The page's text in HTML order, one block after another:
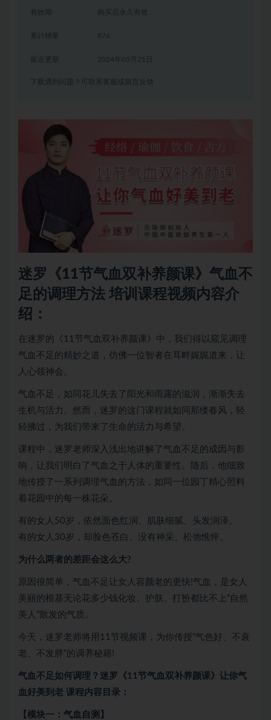
有效期 购买后永久有效
累计销量 876
2024年05月21日
下载遇到问题？可联系客服或留言反馈
迷罗《11节气血双补养颜课》气血不
足的调理方法 培训课程视频内容介
绍：
在迷罗的《11节气血双补养颜课》中，我们得以窥见调理
气血不足的精妙之道，仿佛一位智者在耳畔娓娓道来，让
人心领神会。
气血不足，如同花儿失去了阳光和雨露的滋润，渐渐失去
生机与活力。然而，迷罗的这门课程就如同那缕春风，轻
轻拂过，为我们带来了生命的活力与希望。
课程中，迷罗老师深入浅出地讲解了气血不足的成因与影
响，让我们明白了气血之于人体的重要性。随后，他细致
地传授了一系列调理气血的方法，如同一位园丁精心照料
着花园中的每一株花朵。
有的女人50岁，依然面色红润、肌肤细腻、头发润泽。
有的女人30岁，却脸色苍白、没有神采、松弛憔悴。
为什么两者的差距会这么大?
原因很简单，气血不足让女人容颜老的更快!气血，是女人
美丽的根基无论花多少钱化妆、护肤、打扮都比不上“自然
美人”散发的气质。
今天，迷罗老师将用11节视频课，为你传授“气色好、不衰
老、不发胖”的调养秘籍!
气血不足如何调理？迷罗《11节气血双补养颜课》让你气
血好美到老 课程内容目录：
【模块一：气血自测】